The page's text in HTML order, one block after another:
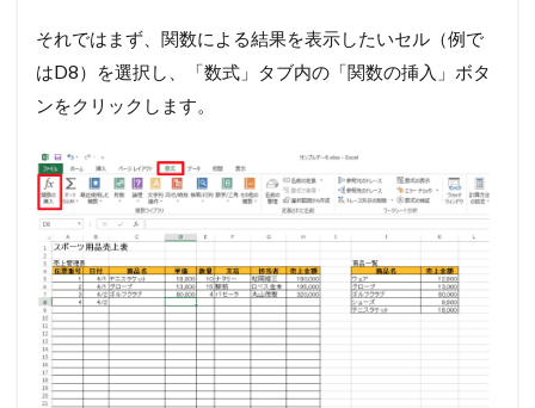
それではまず、関数による結果を表示したいセル（例で
はD8）を選択し、「数式」タブ内の「関数の挿入」ボタ
ンをクリックします。